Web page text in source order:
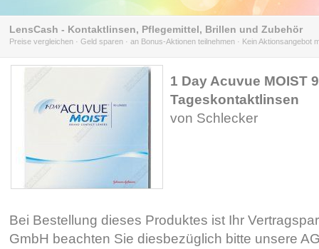
LensCash - Kontaktlinsen, Pflegemittel, Brillen und Zubehör
Preise vergleichen · Geld sparen · an Bonus-Aktionen teilnehmen · Kein Aktionsangebot
1 Day Acuvue MOIST
Tageskontaktlinsen
von Schlecker
Bei Bestellung dieses Produktes ist Ihr
GmbH beachten Sie diesbezüglich bitte unsere